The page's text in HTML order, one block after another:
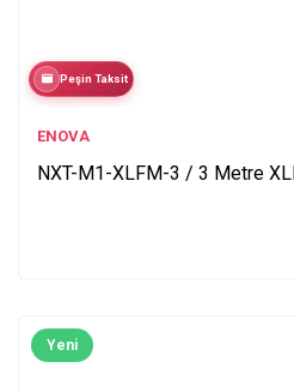
Peşin Taksit
ENOVA
NXT-M1-XLFM-3 / 3 Metre
Yeni